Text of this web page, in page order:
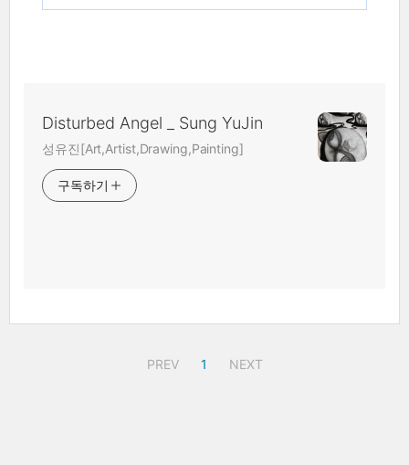
Disturbed Angel _ Sung YuJin
성유진[Art,Artist,Drawing,Painting]
구독하기
PREV 1 NEXT